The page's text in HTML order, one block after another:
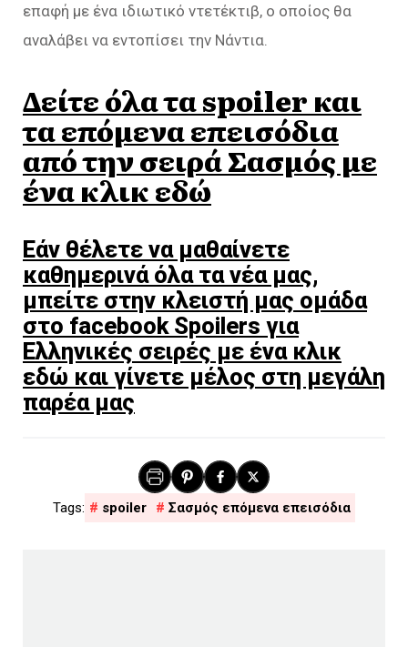
επαφή με ένα ιδιωτικό ντετέκτιβ, ο οποίος θα
αναλάβει να εντοπίσει την Νάντια.
Δείτε όλα τα spoiler και
τα επόμενα επεισόδια
από την σειρά Σασμός με
ένα κλικ εδώ
Εάν θέλετε να μαθαίνετε
καθημερινά όλα τα νέα μας,
μπείτε στην κλειστή μας ομάδα
στο facebook Spoilers για
Ελληνικές σειρές με ένα κλικ
εδώ και γίνετε μέλος στη μεγάλη
παρέα μας
spoiler Σασμός επόμενα επεισόδια